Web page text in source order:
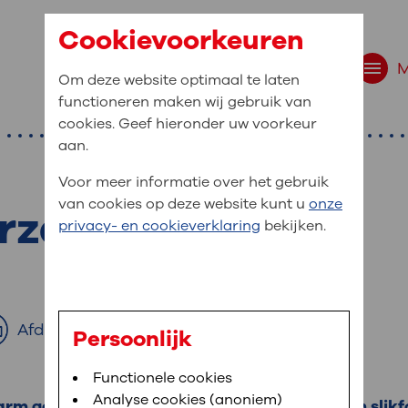
navigatie
bent u naar op
Bloedafname,MijnOLVG,Digitalisering
medische gegevens
In MijnOLVG kunt u uw medische
het u uitkomt. OLVG breidt MijnOLVG
slokdarm
Afdrukken
Cookievoorkeuren
Om deze website optimaal te laten
functioneren maken wij gebruik van
cookies. Geef hieronder uw voorkeur
aan.
Voor meer informatie over het gebruik
van cookies op deze website kunt u onze
privacy- en cookieverklaring bekijken.
Persoonlijk
Functionele cookies
Analyse cookies (anoniem)